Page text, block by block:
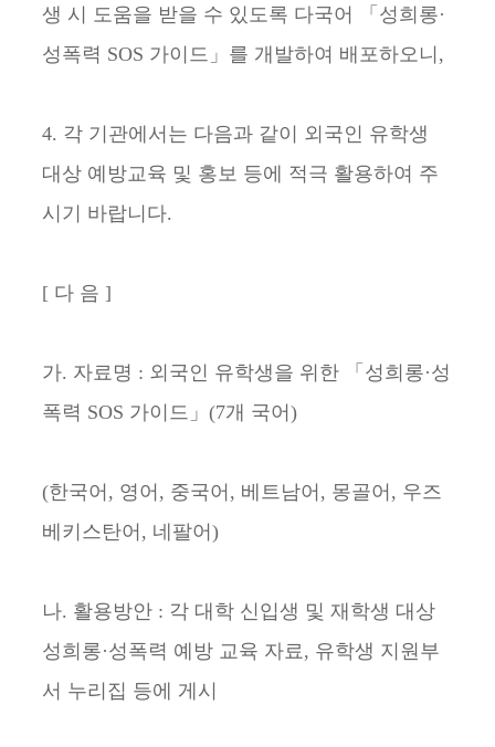
생 시 도움을 받을 수 있도록 다국어 「성희롱·
성폭력 SOS 가이드」를 개발하여 배포하오니,
4. 각 기관에서는 다음과 같이 외국인 유학생
대상 예방교육 및 홍보 등에 적극 활용하여 주
시기 바랍니다.
[ 다 음 ]
가. 자료명 : 외국인 유학생을 위한 「성희롱·성
폭력 SOS 가이드」(7개 국어)
(한국어, 영어, 중국어, 베트남어, 몽골어, 우즈
베키스탄어, 네팔어)
나. 활용방안 : 각 대학 신입생 및 재학생 대상
성희롱·성폭력 예방 교육 자료, 유학생 지원부
서 누리집 등에 게시